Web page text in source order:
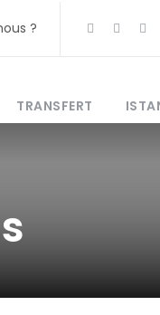
?
TRANSFERT